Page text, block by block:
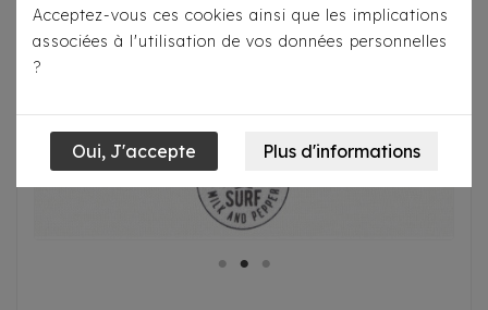
Acceptez-vous ces cookies ainsi que les implications
associées à l'utilisation de vos données personnelles
?